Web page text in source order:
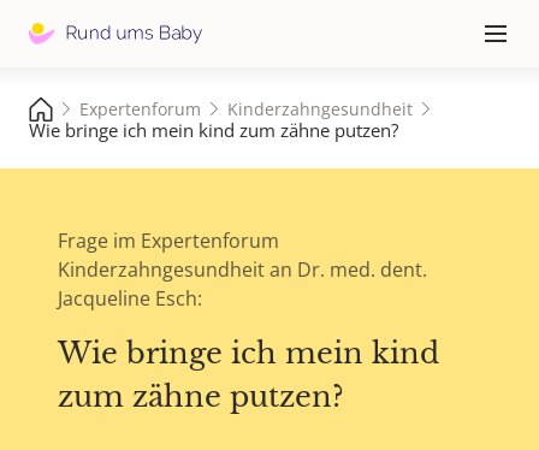
≡
Expertenforum Kinderzahngesundheit
Wie bringe ich mein kind zum zähne putzen?
Frage im Expertenforum
Kinderzahngesundheit an Dr. med. dent.
Jacqueline Esch:
Wie bringe ich mein kind
zum zähne putzen?